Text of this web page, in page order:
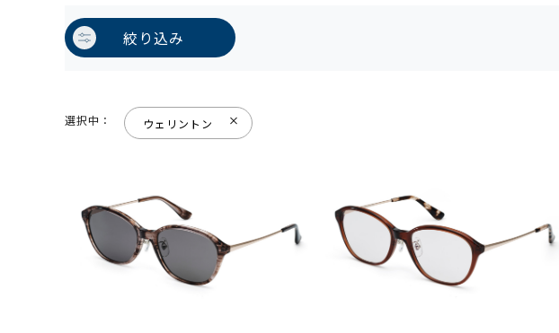
絞り込み
選択中： ウェリントン